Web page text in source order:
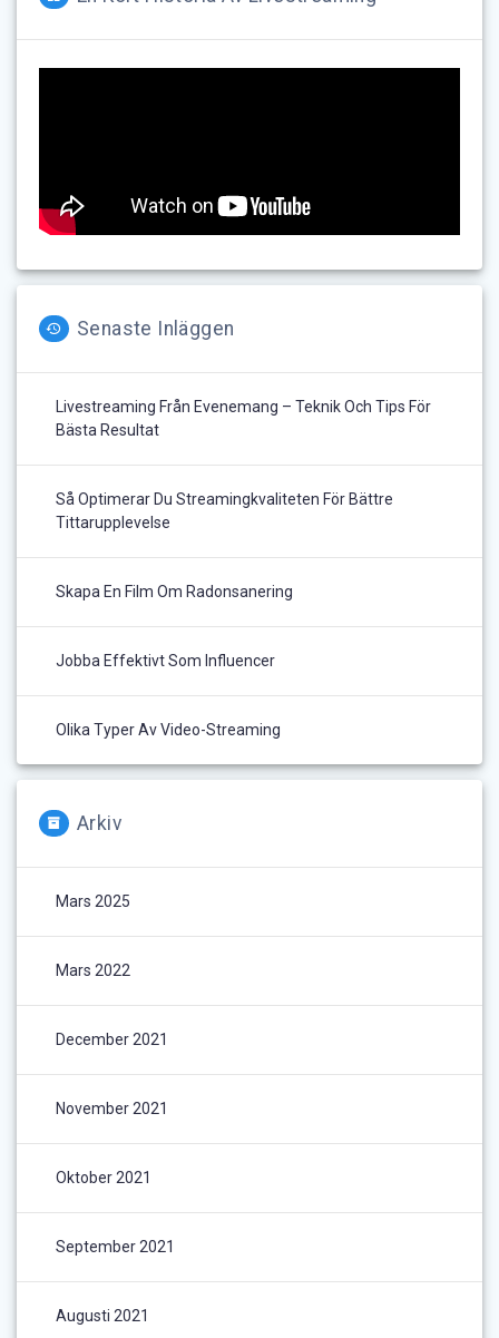
Senaste Inläggen
Livestreaming Från Evenemang – Teknik Och Tips För
Bästa Resultat
Så Optimerar Du Streamingkvaliteten För Bättre
Tittarupplevelse
Skapa En Film Om Radonsanering
Jobba Effektivt Som Influencer
Olika Typer Av Video-Streaming
Arkiv
Mars 2025
Mars 2022
December 2021
November 2021
Oktober 2021
September 2021
Augusti 2021